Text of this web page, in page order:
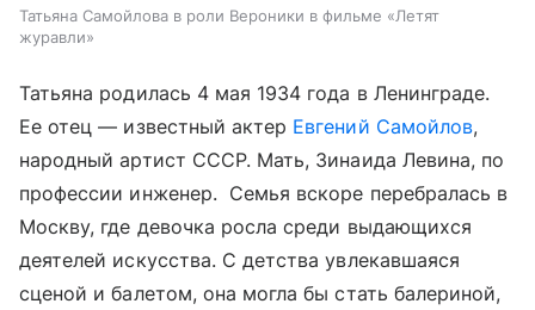
Татьяна Самойлова в роли Вероники в фильме «Летят
журавли»
Татьяна родилась 4 мая 1934 года в Ленинграде.
Ее отец — известный актер Евгений Самойлов,
народный артист СССР. Мать, Зинаида Левина, по
профессии инженер. Семья вскоре перебралась в
Москву, где девочка росла среди выдающихся
деятелей искусства. С детства увлекавшаяся
сценой и балетом, она могла бы стать балериной,